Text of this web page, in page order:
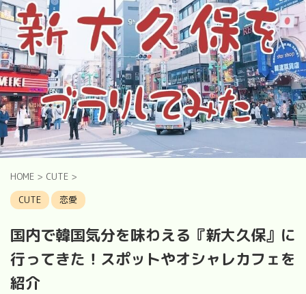
HOME > CUTE >
CUTE
恋愛
国内で韓国気分を味わえる『新大久保』に
行ってきた！スポットやオシャレカフェを
紹介